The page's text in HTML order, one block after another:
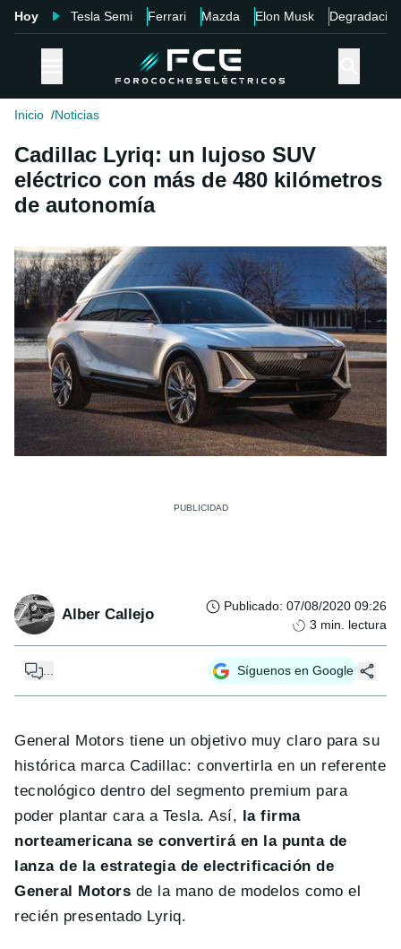
Hoy Tesla Semi Ferrari Mazda Elon Musk Degradación
Inicio Noticias
Cadillac Lyriq: un lujoso SUV
eléctrico con más de 480 kilómetros
de autonomía
Alber Callejo Publicado: 07/08/2020 09:26
3 min. lectura
... Síguenos en Google
General Motors tiene un objetivo muy claro para su
histórica marca Cadillac: convertirla en un referente
tecnológico dentro del segmento premium para
poder plantar cara a Tesla. Así, la firma
norteamericana se convertirá en la punta de
lanza de la estrategia de electrificación de
General Motors de la mano de modelos como el
recién presentado Lyriq.